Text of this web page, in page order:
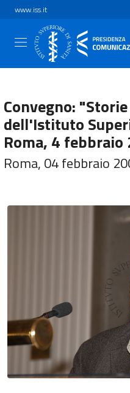
www.iss.it
Convegno:
dell'Istituto
Roma, 4 febbraio
Roma, 04 febbraio